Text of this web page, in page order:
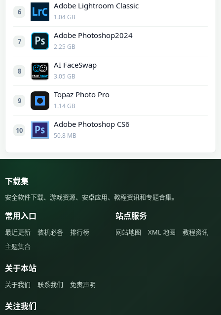
6
Adobe Lightroom Classic
1.04 GB
7
Adobe Photoshop2024
2.25 GB
8
AI FaceSwap
3.05 GB
9
Topaz Photo Pro
1.14 GB
10
Adobe Photoshop CS6
50.8 MB
下载集
安全软件下载、游戏资源、安卓应用、教程资讯和专题合集。
常用入口
最近更新 装机必备
排行榜
主题集合
站点服务
网站地图 XML 地图 教程资讯
关于本站
关于我们 联系我们 免责声明
关注我们